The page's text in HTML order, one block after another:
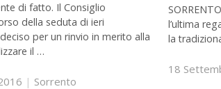
di fatto. Il Consiglio
della seduta di ieri
per un rinvio in merito alla
il …
| Sorrento
l’ultima
la
18